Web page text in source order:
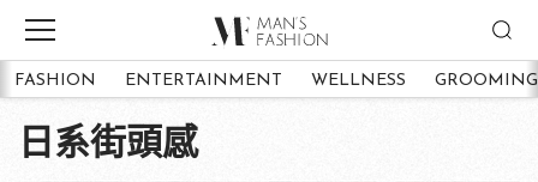
FASHION ENTERTAINMENT WELLNESS GROOMING
日系街頭感